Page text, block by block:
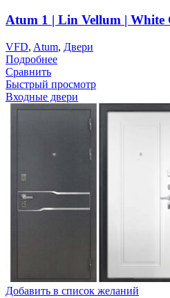
Atum 1 | Lin Vellum | White
VFD, Atum, Двери
Подробнее
Сравнить
Быстрый просмотр
Входные двери
Добавить в список желаний